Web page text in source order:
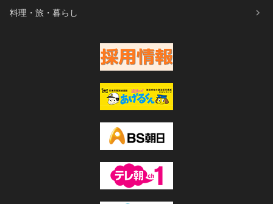
料理・旅・暮らし